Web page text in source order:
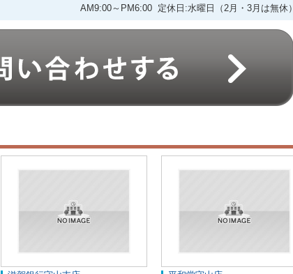
AM9:00～PM6:00 定休日:水曜日（2月・3月は無休）